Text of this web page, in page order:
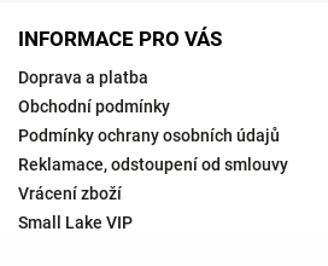
INFORMACE PRO VÁS
Doprava a platba
Obchodní podmínky
Podmínky ochrany osobních údajů
Reklamace, odstoupení od smlouvy
Vrácení zboží
Small Lake VIP